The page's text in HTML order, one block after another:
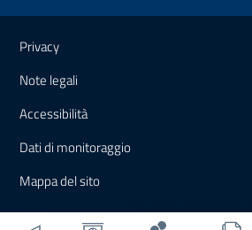
Link e informazioni utili
Privacy
Note legali
Accessibilità
Dati di monitoraggio
Mappa del sito